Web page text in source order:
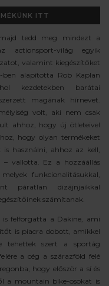
ITT
tedd meg mindezt a
actionsport-világ egyik
valamint kiegészítőket
alapította Rob Kaplan
kezdetekben barátai
magának hírnevet.
volt, aki nem csak
ahhoz, hogy új ötleteivel
hogy olyan termékeket
használni, ahhoz az kell,
vallotta. Ez a hozzáállás
funkcionalitásukkal,
páratlan dizájnjaikkal
számítanak.
felforgatta a Dakine, ami
is piacra dobott, amikkel
tehettek szert a sportág
a cég a szárazföld felé
hogy először a sí és
a mountain bike-osokat is